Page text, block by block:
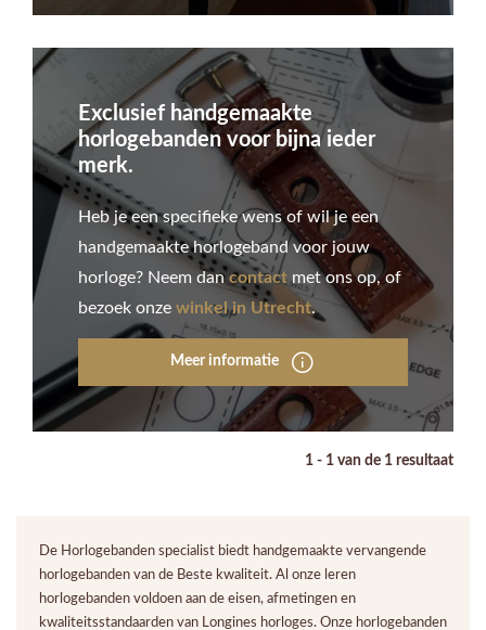
Exclusief handgemaakte
horlogebanden voor bijna ieder
merk.
Heb je een specifieke wens of wil je een
handgemaakte horlogeband voor jouw
horloge? Neem dan contact met ons op, of
bezoek onze winkel in Utrecht.
Meer informatie
1 - 1 van de 1 resultaat
De Horlogebanden specialist biedt handgemaakte vervangende
horlogebanden van de Beste kwaliteit. Al onze leren
horlogebanden voldoen aan de eisen, afmetingen en
kwaliteitsstandaarden van Longines horloges. Onze horlogebanden